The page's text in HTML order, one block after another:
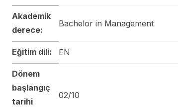
Akademik
derece:
Bachelor in Management
Eğitim dili: EN
Dönem
başlangıç
tarihi
02/10